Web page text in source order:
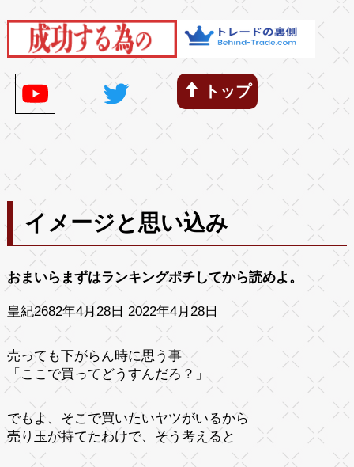
トップ
イメージと思い込み
おまいらまずはランキングポチしてから読めよ。
皇紀2682年4月28日 2022年4月28日
売っても下がらん時に思う事
「ここで買ってどうすんだろ？」
でもよ、そこで買いたいヤツがいるから
売り玉が持てたわけで、そう考えると